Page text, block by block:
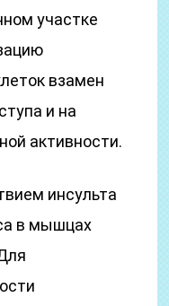
участке
взамен
и на
активности.
инсульта
в мышцах